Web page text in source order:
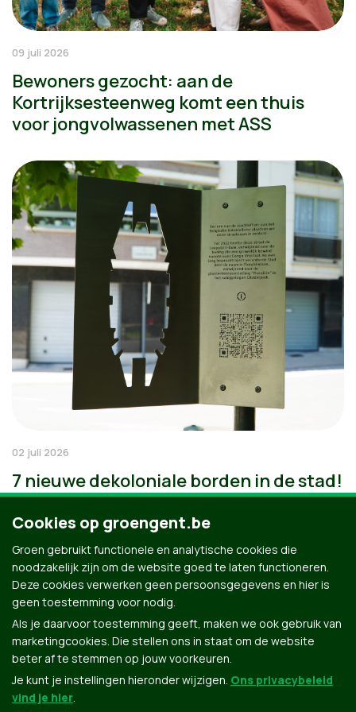
09 juli 2026
Bewoners gezocht: aan de
Kortrijksesteenweg komt een thuis
voor jongvolwassenen met ASS
02 juli 2026
7 nieuwe dekoloniale borden in de stad!
Cookies op groengent.be
Groen gebruikt functionele en analytische cookies die
noodzakelijk zijn om de website goed te laten functioneren.
Deze cookies verwerken geen persoonsgegevens en hier is
geen toestemming voor nodig.
Als je daarvoor toestemming geeft, maken we ook gebruik van
marketingcookies. Die stellen ons in staat om de website
beter af te stemmen op jouw voorkeuren.
Je kunt je instellingen hieronder wijzigen. Ons privacybeleid
vind je hier.